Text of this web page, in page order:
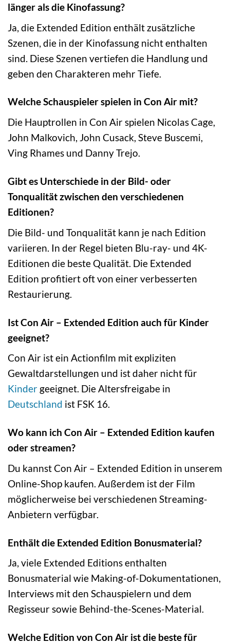
länger als die Kinofassung?
Ja, die Extended Edition enthält zusätzliche
Szenen, die in der Kinofassung nicht enthalten
sind. Diese Szenen vertiefen die Handlung und
geben den Charakteren mehr Tiefe.
Welche Schauspieler spielen in Con Air mit?
Die Hauptrollen in Con Air spielen Nicolas Cage,
John Malkovich, John Cusack, Steve Buscemi,
Ving Rhames und Danny Trejo.
Gibt es Unterschiede in der Bild- oder
Tonqualität zwischen den verschiedenen
Editionen?
Die Bild- und Tonqualität kann je nach Edition
variieren. In der Regel bieten Blu-ray- und 4K-
Editionen die beste Qualität. Die Extended
Edition profitiert oft von einer verbesserten
Restaurierung.
Ist Con Air – Extended Edition auch für Kinder
geeignet?
Con Air ist ein Actionfilm mit expliziten
Gewaltdarstellungen und ist daher nicht für
Kinder geeignet. Die Altersfreigabe in
Deutschland ist FSK 16.
Wo kann ich Con Air – Extended Edition kaufen
oder streamen?
Du kannst Con Air – Extended Edition in unserem
Online-Shop kaufen. Außerdem ist der Film
möglicherweise bei verschiedenen Streaming-
Anbietern verfügbar.
Enthält die Extended Edition Bonusmaterial?
Ja, viele Extended Editions enthalten
Bonusmaterial wie Making-of-Dokumentationen,
Interviews mit den Schauspielern und dem
Regisseur sowie Behind-the-Scenes-Material.
Welche Edition von Con Air ist die beste für